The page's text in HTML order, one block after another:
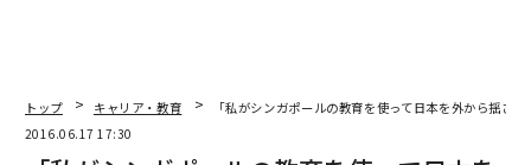
トップ キャリア・教育
「私がシンガポールの教育を使って日本を外から揺さ
2016.06.17 17:30